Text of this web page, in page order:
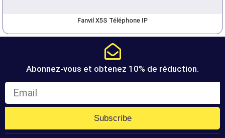
Fanvil X5S Téléphone IP
Abonnez-vous et obtenez 10% de réduction.
Subscribe